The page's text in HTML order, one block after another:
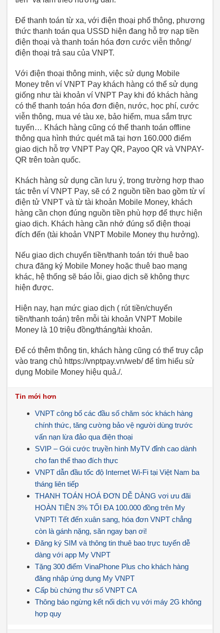
Để thanh toán từ xa, với điện thoại phổ thông, phương
thức thanh toán qua USSD hiện đang hỗ trợ nạp tiền
điện thoại và thanh toán hóa đơn cước viễn thông/
điện thoại trả sau của VNPT.
Với điện thoại thông minh, việc sử dụng Mobile
Money trên ví VNPT Pay khách hàng có thể sử dụng
giống như tài khoản ví VNPT Pay khi đó khách hàng
có thể thanh toán hóa đơn điện, nước, học phí, cước
viễn thông, mua vé tàu xe, bảo hiểm, mua sắm trực
tuyến… Khách hàng cũng có thể thanh toán offline
thông qua hình thức quét mã tại hơn 160.000 điểm
giao dịch hỗ trợ VNPT Pay QR, Payoo QR và VNPAY-
QR trên toàn quốc.
Khách hàng sử dụng cần lưu ý, trong trường hợp thao
tác trên ví VNPT Pay, sẽ có 2 nguồn tiền bao gồm từ ví
điện tử VNPT và từ tài khoản Mobile Money, khách
hàng cần chọn đúng nguồn tiền phù hợp để thực hiện
giao dịch. Khách hàng cần nhớ đúng số điện thoại
đích đến (tài khoản VNPT Mobile Money thụ hưởng).
Nếu giao dịch chuyển tiền/thanh toán tới thuê bao
chưa đăng ký Mobile Money hoặc thuê bao mạng
khác, hệ thống sẽ báo lỗi, giao dịch sẽ không thực
hiện được.
Hiện nay, hạn mức giao dịch ( rút tiền/chuyển
tiền/thanh toán) trên mỗi tài khoản VNPT Mobile
Money là 10 triệu đồng/tháng/tài khoản.
Để có thêm thông tin, khách hàng cũng có thể truy cập
vào trang chủ https://vnptpay.vn/web/ để tìm hiểu sử
dụng Mobile Money hiệu quả./.
Tin mới hơn
VNPT công bố các đầu số chăm sóc khách hàng
chính thức, tăng cường bảo vệ người dùng trước
vấn nạn lừa đảo qua điện thoại
SVIP – Gói cước truyền hình MyTV đỉnh cao dành
cho fan thể thao đích thực
VNPT dẫn đầu tốc độ Internet Wi-Fi tại Việt Nam ba
tháng liên tiếp
THANH TOÁN HOÁ ĐƠN DỄ DÀNG vơi ưu đãi
HOÀN TIỀN 3% TỐI ĐA 100.000 đồng trên My
VNPT! Tết đến xuân sang, hóa đơn VNPT chẳng
còn là gánh nặng, săn ngay bạn ơi!
Đăng ký SIM và thông tin thuê bao trực tuyến dễ
dàng với app My VNPT
Tặng 300 điểm VinaPhone Plus cho khách hàng
đăng nhập ứng dụng My VNPT
Cấp bù chứng thư số VNPT CA
Thông báo ngừng kết nối dịch vụ với máy 2G không
hợp quy